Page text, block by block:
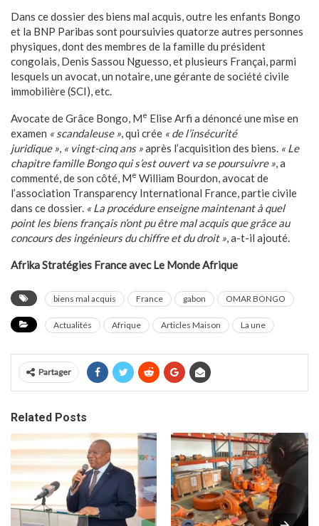
Dans ce dossier des biens mal acquis, outre les enfants Bongo
et la BNP Paribas sont poursuivies quatorze autres personnes
physiques, dont des membres de la famille du président
congolais, Denis Sassou Nguesso, et plusieurs Françai, parmi
lesquels un avocat, un notaire, une gérante de société civile
immobilière (SCI), etc.
Avocate de Grâce Bongo, Me Elise Arfi a dénoncé une mise en
examen « scandaleuse », qui crée « de l’insécurité
juridique », « vingt-cinq ans »après l’acquisition des biens. « Le
chapitre famille Bongo qui s’est ouvert va se poursuivre », a
commenté, de son côté, Me William Bourdon, avocat de
l’association Transparency International France, partie civile
dans ce dossier. « La procédure enseigne maintenant à quel
point les biens français n’ont pu être mal acquis que grâce au
concours des ingénieurs du chiffre et du droit », a-t-il ajouté.
Afrika Stratégies France avec Le Monde Afrique
biens mal acquis France gabon OMAR BONGO
Actualités Afrique Articles Maison La une
Partager
Related Posts